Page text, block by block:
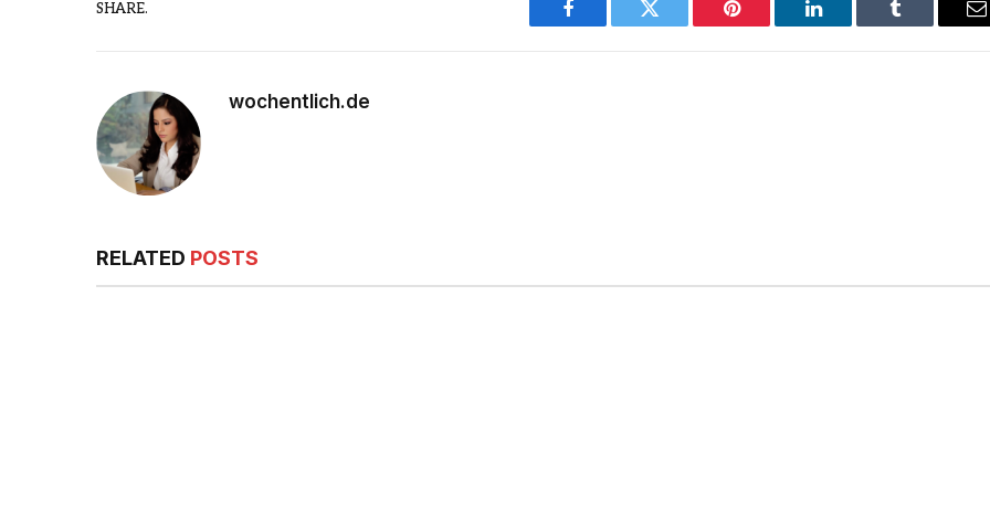
SHARE.
Facebook Twitter Pinterest LinkedIn Tumblr
wochentlich.de
RELATED POSTS